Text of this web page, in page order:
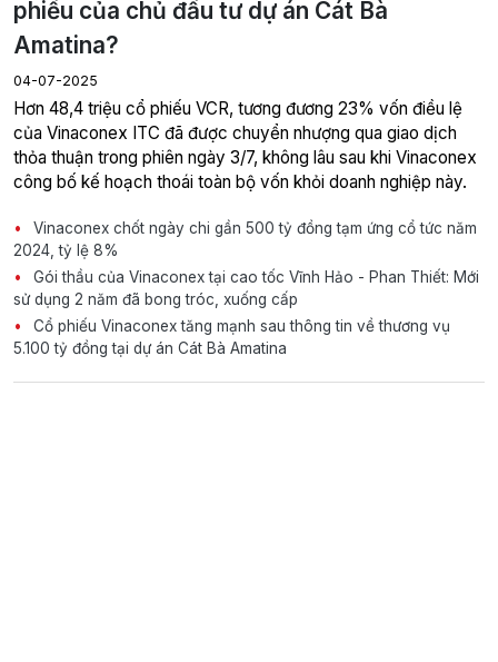
phiếu của chủ đầu tư dự án Cát Bà
Amatina?
04-07-2025
Hơn 48,4 triệu cổ phiếu VCR, tương đương 23% vốn điều lệ
của Vinaconex ITC đã được chuyển nhượng qua giao dịch
thỏa thuận trong phiên ngày 3/7, không lâu sau khi Vinaconex
công bố kế hoạch thoái toàn bộ vốn khỏi doanh nghiệp này.
Vinaconex chốt ngày chi gần 500 tỷ đồng tạm ứng cổ tức năm
2024, tỷ lệ 8%
Gói thầu của Vinaconex tại cao tốc Vĩnh Hảo - Phan Thiết: Mới
sử dụng 2 năm đã bong tróc, xuống cấp
Cổ phiếu Vinaconex tăng mạnh sau thông tin về thương vụ
5.100 tỷ đồng tại dự án Cát Bà Amatina